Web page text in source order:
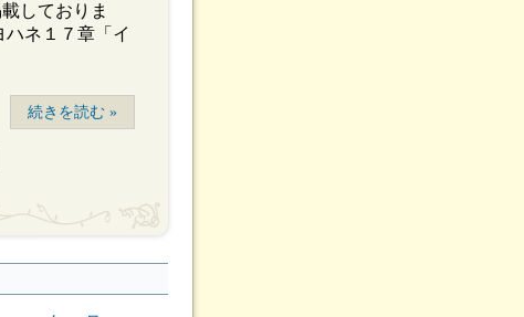
しておりま
ネ１７章「イ
続きを読む »